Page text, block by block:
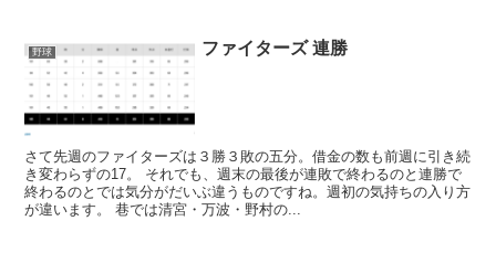
野球 ファイターズ 連勝
さて先週のファイターズは３勝３敗の五分。借金の数も前週に引き続
き変わらずの17。 それでも、週末の最後が連敗で終わるのと連勝で
終わるのとでは気分がだいぶ違うものですね。週初の気持ちの入り方
が違います。 巷では清宮・万波・野村の...